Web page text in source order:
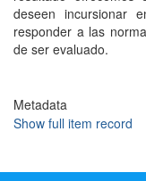
deseen
responder a las
de ser evaluado.
Metadata
Show full item record